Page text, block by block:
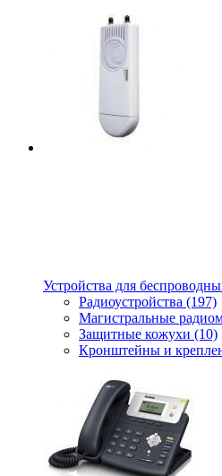
Устройства для
Радиоустройства (197)
Магистральные
Защитные кожухи (10)
Кронштейны и